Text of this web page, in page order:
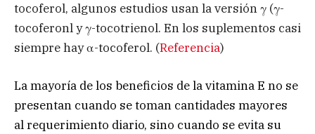
tocoferol, algunos estudios usan la versión γ (γ-
tocoferonl y γ-tocotrienol. En los suplementos casi
siempre hay α-tocoferol. (Referencia)
La mayoría de los beneficios de la vitamina E no se
presentan cuando se toman cantidades mayores
al requerimiento diario, sino cuando se evita su